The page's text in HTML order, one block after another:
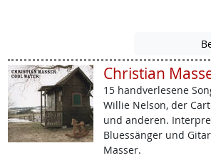
Christian
15 handverlesene
Willie Nelson, der
und anderen.
Bluessänger und
Masser.